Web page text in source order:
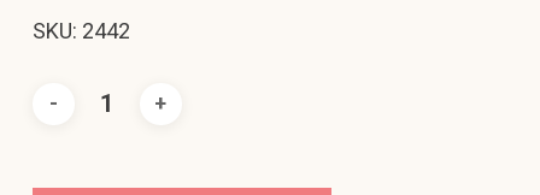
SKU: 2442